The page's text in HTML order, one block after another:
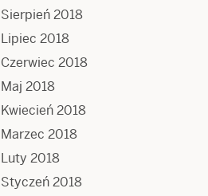
Sierpień 2018
Lipiec 2018
Czerwiec 2018
Maj 2018
Kwiecień 2018
Marzec 2018
Luty 2018
Styczeń 2018